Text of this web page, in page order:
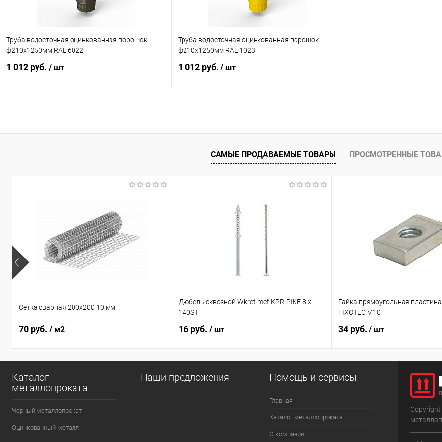
Труба водосточная оцинкованная порошок
ф210х1250мм RAL 6022
1 012 руб. / шт
Купить в 1 клик Сравнение
Труба водосточная оцинкованная порошок
ф210х1250мм RAL 1023
1 012 руб. / шт
Купить в 1 клик Сравнение
В избранное Под заказ
САМЫЕ ПРОДАВАЕМЫЕ ТОВАРЫ ПРОСМОТРЕННЫЕ
Сетка сварная 200х200 10 мм
70 руб. / м2
Дюбель сквозной Wkret-met KPR-PIKE 8 х
140ST
16 руб. / шт
Гайка прямоугольная
FIXOTEC M10
34 руб. / шт
Каталог
металлопроката
Черный металлопрокат
Оцинкованный металл
Наши предложения Помощь и сервисы
Главная
Каталог металлопроката
О компании